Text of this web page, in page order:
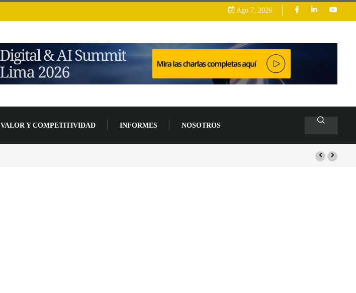
Ago 7, 2026
VALOR Y COMPETITIVIDAD INFORMES NOSOTROS